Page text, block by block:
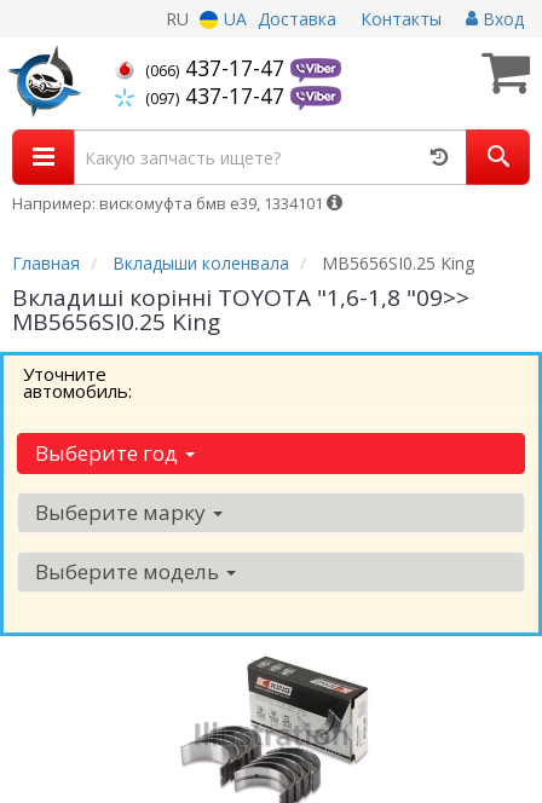
RU UA Доставка Контакты Вход
(066) 437-17-47
(097) 437-17-47
Например: вискомуфта бмв е39, 1334101
Главная Вкладыши коленвала MB5656SI0.25 King
Вкладиші корінні TOYOTA "1,6-1,8 "09>>
MB5656SI0.25 King
Уточните
автомобиль:
Выберите год
Выберите марку
Выберите модель